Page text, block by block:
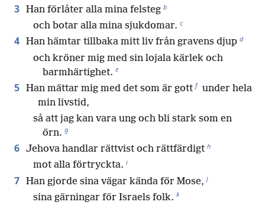
3 Han förlåter alla mina felsteg b
och botar alla mina sjukdomar. c
4 Han hämtar tillbaka mitt liv från gravens djup d
och kröner mig med sin lojala kärlek och
barmhärtighet. e
5 Han mättar mig med det som är gott f under hela
min livstid,
så att jag kan vara ung och bli stark som en
örn. g
6 Jehova handlar rättvist och rättfärdigt h
mot alla förtryckta. i
7 Han gjorde sina vägar kända för Mose, j
sina gärningar för Israels folk. k